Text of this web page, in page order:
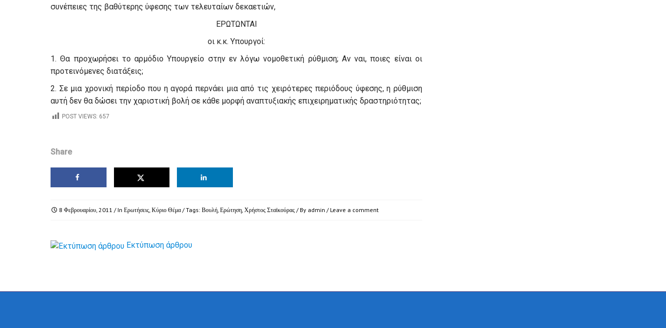
συνέπειες της βαθύτερης ύφεσης των τελευταίων δεκαετιών,
ΕΡΩΤΩΝΤΑΙ
οι κ.κ. Υπουργοί:
1. Θα προχωρήσει το αρμόδιο Υπουργείο στην εν λόγω νομοθετική ρύθμιση; Αν ναι, ποιες είναι οι
προτεινόμενες διατάξεις;
2. Σε μια χρονική περίοδο που η αγορά περνάει μια από τις χειρότερες περιόδους ύφεσης, η ρύθμιση
αυτή δεν θα δώσει την χαριστική βολή σε κάθε μορφή αναπτυξιακής επιχειρηματικής δραστηριότητας;
POST VIEWS: 657
Share
8 Φεβρουαρίου, 2011 / In Ερωτήσεις, Κύριο Θέμα / Tags: Βουλή, Ερώτηση, Χρήστος Σταϊκούρας / By admin / Leave a comment
Εκτύπωση άρθρου